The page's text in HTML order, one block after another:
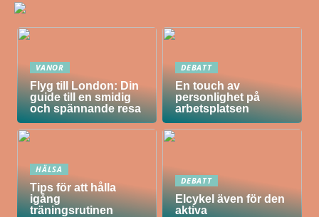
VANOR
Flyg till London: Din
guide till en smidig
och spännande resa
DEBATT
En touch av
personlighet på
arbetsplatsen
HÄLSA
Tips för att hålla
igång
träningsrutinen
DEBATT
Elcykel även för den
aktiva